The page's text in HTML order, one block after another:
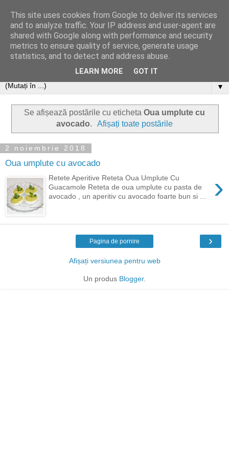
▼
Se afișează postările cu eticheta Oua umplute cu
avocado. Afișați toate postările
2 noiembrie 2018
Oua umplute cu avocado
›
Retete Aperitive Reteta Oua Umplute Cu
Guacamole Reteta de oua umplute cu pasta de
avocado , un aperitiv cu avocado foarte bun si ...
›
Pagina de pornire
Afișați versiunea pentru web
Un produs Blogger.
This site uses cookies from Google to deliver its services
and to analyze traffic. Your IP address and user-agent are
shared with Google along with performance and security
metrics to ensure quality of service, generate usage
statistics, and to detect and address abuse.
LEARN MORE GOT IT